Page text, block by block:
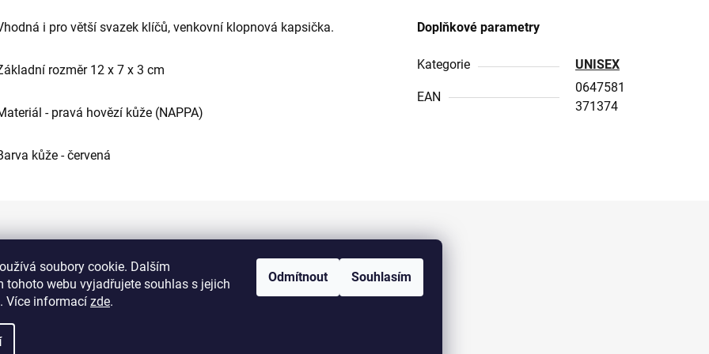
soubory cookie. Dalším
tohoto webu vyjadřujete souhlas s jejich
Více informací zde.
Odmítnout Souhlasím
i pro větší svazek klíčů, venkovní klopnová kapsička.
rozměr 12 x 7 x 3 cm
- pravá hovězí kůže (NAPPA)
kůže - červená
Doplňkové parametry
Kategorie UNISEX
EAN
0647581
371374
Informace pro vás
Kontakty
Facebook